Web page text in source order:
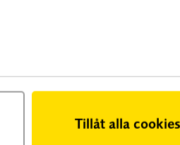
Tillåt alla cookies
hanterar